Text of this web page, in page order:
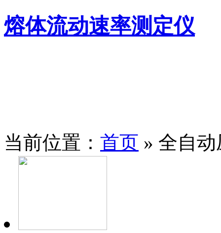
熔体流动速率测定仪
当前位置： 首页 » 全自